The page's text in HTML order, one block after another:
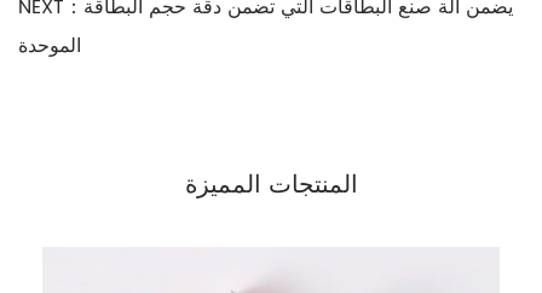
NEXT：يضمن آلة صنع البطاقات التي تضمن دقة حجم البطاقة
الموحدة
المنتجات المميزة